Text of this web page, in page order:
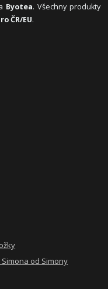
a Byotea. Všechny produkty
ČR/EU.
od Simony